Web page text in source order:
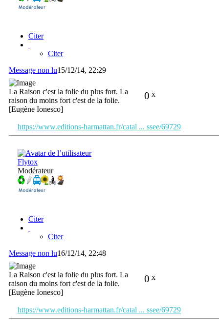
Citer
Citer
Message non lu15/12/14, 22:29
0 x
La Raison c'est la folie du plus fort. La
raison du moins fort c'est de la folie.
[Eugène Ionesco]
https://www.editions-harmattan.fr/catal ... ssee/69729
Flytox
Modérateur
Citer
Citer
Message non lu16/12/14, 22:48
0 x
La Raison c'est la folie du plus fort. La
raison du moins fort c'est de la folie.
[Eugène Ionesco]
https://www.editions-harmattan.fr/catal ... ssee/69729